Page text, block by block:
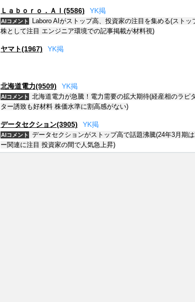
Ｌａｂｏｒｏ．ＡＩ(5586) YK掲
AIコメント
Laboro AIがストップ高、投資家の注目を集める(スト
株として注目 エンジニア環境での記事掲載が材料視)
ヤマト(1967) YK掲
北海道電力(9509) YK掲
AIコメント
北海道電力が急騰！電力需要の拡大期待(経産相のラピ
ター誘致も好材料 株価水準に割高感がない)
データセクション(3905) YK掲
AIコメント
データセクションがストップ高で話題沸騰(24年3月期
ー関連に注目 投資家の間で人気急上昇)